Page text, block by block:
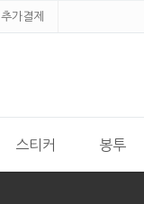
추가결제
스티커 봉투